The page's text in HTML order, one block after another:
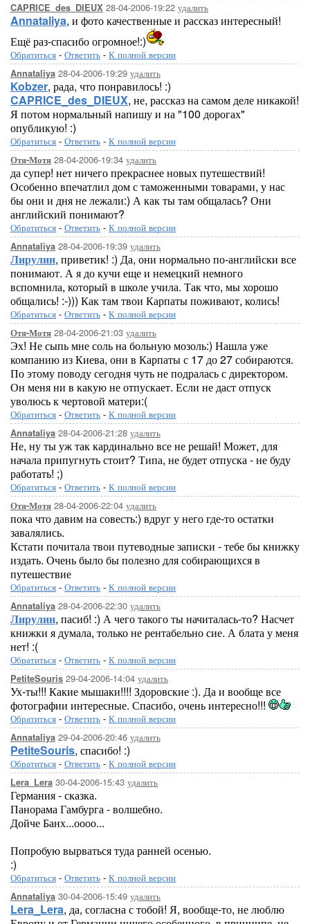
CAPRICE_des_DIEUX 28-04-2006-19:22 удалить
Annataliya, и фото качественные и рассказ интересный!
Ещё раз-спасибо огромное!:)
Обратиться - Ответить - К полной версии
Annataliya 28-04-2006-19:29 удалить
Kobzer, рада, что понравилось! :)
CAPRICE_des_DIEUX, не, рассказ на самом деле никакой!
Я потом нормальный напишу и на "100 дорогах"
опубликую! :)
Обратиться - Ответить - К полной версии
Отя-Мотя 28-04-2006-19:34 удалить
да супер! нет ничего прекраснее новых путешествий!
Особенно впечатлил дом с таможенными товарами, у нас
бы они и дня не лежали:) А как ты там общалась? Они
английский понимают?
Обратиться - Ответить - К полной версии
Annataliya 28-04-2006-19:39 удалить
Лирулин, приветик! :) Да, они нормально по-английски все
понимают. А я до кучи еще и немецкий немного
вспомнила, который в школе учила. Так что, мы хорошо
общались! :-))) Как там твои Карпаты поживают, колись!
Обратиться - Ответить - К полной версии
Отя-Мотя 28-04-2006-21:03 удалить
Эх! Не сыпь мне соль на больную мозоль:) Нашла уже
компанию из Киева, они в Карпаты с 17 до 27 собираются.
По этому поводу сегодня чуть не подралась с директором.
Он меня ни в какую не отпускает. Если не даст отпуск
уволюсь к чертовой матери:(
Обратиться - Ответить - К полной версии
Annataliya 28-04-2006-21:28 удалить
Не, ну ты уж так кардинально все не решай! Может, для
начала припугнуть стоит? Типа, не будет отпуска - не буду
работать! ;)
Обратиться - Ответить - К полной версии
Отя-Мотя 28-04-2006-22:04 удалить
пока что давим на совесть:) вдруг у него где-то остатки
завалялись.
Кстати почитала твои путеводные записки - тебе бы книжку
издать. Очень было бы полезно для собирающихся в
путешествие
Обратиться - Ответить - К полной версии
Annataliya 28-04-2006-22:30 удалить
Лирулин, пасиб! :) А чего такого ты начиталась-то? Насчет
книжки я думала, только не рентабельно сие. А блата у меня
нет! :(
Обратиться - Ответить - К полной версии
PetiteSouris 29-04-2006-14:04 удалить
Ух-ты!!! Какие мышаки!!!! Здоровские :). Да и вообще все
фотографии интересные. Спасибо, очень интересно!!!
Обратиться - Ответить - К полной версии
Annataliya 29-04-2006-20:46 удалить
PetiteSouris, спасибо! :)
Обратиться - Ответить - К полной версии
Lera_Lera 30-04-2006-15:43 удалить
Германия - сказка.
Панорама Гамбурга - волшебно.
Дойче Банх...оооо...
Попробую вырваться туда ранней осенью.
:)
Обратиться - Ответить - К полной версии
Annataliya 30-04-2006-15:49 удалить
Lera_Lera, да, согласна с тобой! Я, вообще-то, не люблю